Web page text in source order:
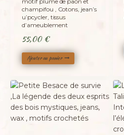
champifou , Cotons, jean’s
u’pcycler, tissus
d’ameublement
55,00 €
Ajouter au panier